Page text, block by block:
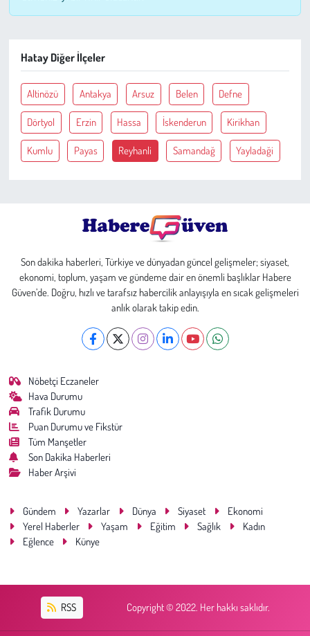
Hatay Diğer İlçeler
Altinözü Antakya Arsuz Belen Defne
Dörtyol Erzin Hassa İskenderun Kirikhan
Kumlu Payas Reyhanli Samandağ Yayladaği
Son dakika haberleri, Türkiye ve dünyadan güncel gelişmeler; siyaset,
ekonomi, toplum, yaşam ve gündeme dair en önemli başlıklar Habere
Güven’de. Doğru, hızlı ve tarafsız habercilik anlayışıyla en sıcak gelişmeleri
anlık olarak takip edin.
Nöbetçi Eczaneler
Hava Durumu
Trafik Durumu
Puan Durumu ve Fikstür
Tüm Manşetler
Son Dakika Haberleri
Haber Arşivi
Gündem Yazarlar Dünya Siyaset
Ekonomi
Yerel Haberler
Yaşam Eğitim Sağlık
Kadın
Eğlence
Künye
RSS Copyright © 2022. Her hakkı saklıdır.
Hayvan Hakları
Galeri
Günün İçinden
Vefat İlanları
Tarım
Son Dakika